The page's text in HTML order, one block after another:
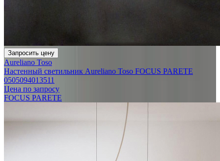
Запросить цену
Aureliano Toso
Настенный светильник Aureliano Toso FOCUS PARETE
0505094013511
Цена по запросу
FOCUS PARETE